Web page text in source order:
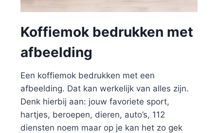
Koffiemok bedrukken met
afbeelding
Een koffiemok bedrukken met een
afbeelding. Dat kan werkelijk van alles zijn.
Denk hierbij aan: jouw favoriete sport,
hartjes, beroepen, dieren, auto’s, 112
diensten noem maar op je kan het zo gek